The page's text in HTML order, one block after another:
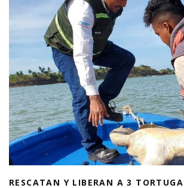
RESCATAN Y LIBERAN A 3